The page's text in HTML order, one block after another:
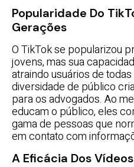
Popularidade Do
Gerações
O TikTok se popularizou
jovens, mas sua
atraindo usuários de
diversidade de público
para os advogados. Ao
educam o público, eles
gama de pessoas que
em contato com
A Eficácia Dos